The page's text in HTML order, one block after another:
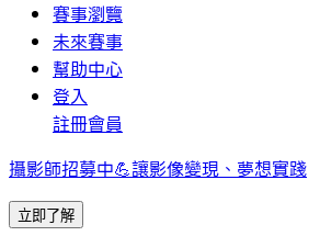
賽事瀏覽
未來賽事
幫助中心
登入
註冊會員
攝影師招募中💪讓影像變現、夢想實踐
立即了解